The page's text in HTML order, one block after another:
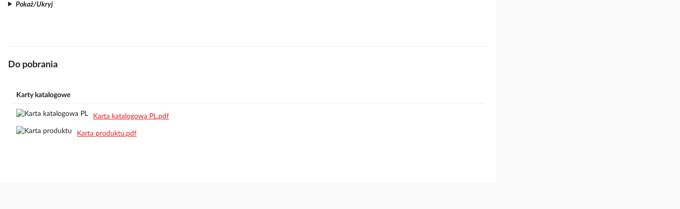
Pokaż/Ukryj
Do pobrania
Karty katalogowe
Karta katalogowa PL.pdf
Karta produktu.pdf